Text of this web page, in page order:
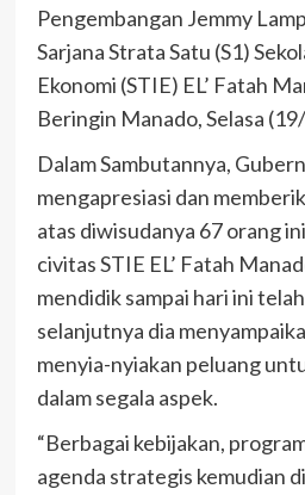
Pengembangan Jemmy
Sarjana Strata Satu (S1)
Ekonomi (STIE) EL’ Fatah
Beringin Manado, Selasa
Dalam Sambutannya,
mengapresiasi dan
atas diwisudanya 67 orang
civitas STIE EL’ Fatah
mendidik sampai hari ini
selanjutnya dia
menyia-nyiakan peluang
dalam segala aspek.
“Berbagai kebijakan,
agenda strategis kemudian